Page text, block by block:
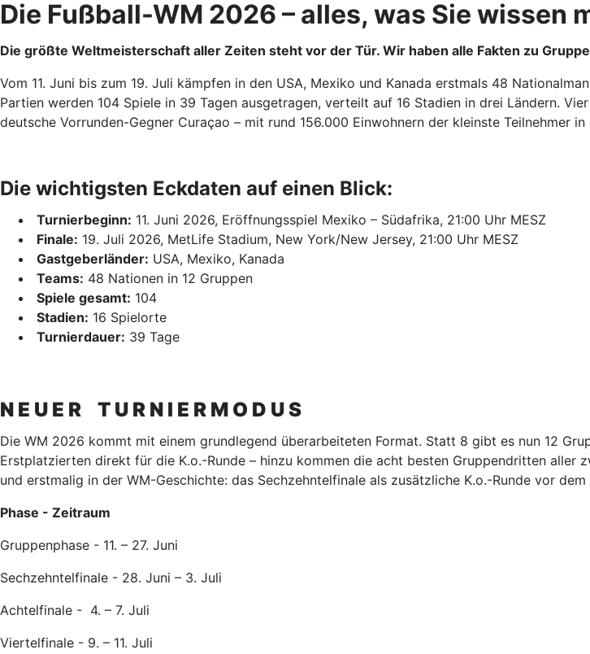
Die Fußball-WM 2026 – alles, was Sie wissen
Die größte Weltmeisterschaft aller Zeiten steht vor der Tür. Wir haben alle Fakten zu
Vom 11. Juni bis zum 19. Juli kämpfen in den USA, Mexiko und Kanada erstmals 48
Partien werden 104 Spiele in 39 Tagen ausgetragen, verteilt auf 16 Stadien in drei Ländern.
deutsche Vorrunden-Gegner Curaçao – mit rund 156.000 Einwohnern der kleinste Teilnehmer
Die wichtigsten Eckdaten auf einen Blick:
Turnierbeginn: 11. Juni 2026, Eröffnungsspiel Mexiko – Südafrika, 21:00 Uhr MESZ
Finale: 19. Juli 2026, MetLife Stadium, New York/New Jersey, 21:00 Uhr MESZ
Gastgeberländer: USA, Mexiko, Kanada
Teams: 48 Nationen in 12 Gruppen
Spiele gesamt: 104
Stadien: 16 Spielorte
Turnierdauer: 39 Tage
N E U E R T U R N I E R M O D U S
Die WM 2026 kommt mit einem grundlegend überarbeiteten Format. Statt 8 gibt es nun 12
Erstplatzierten direkt für die K.o.-Runde – hinzu kommen die acht besten Gruppendritten aller
und erstmalig in der WM-Geschichte: das Sechzehntelfinale als zusätzliche K.o.-Runde vor
Phase - Zeitraum
Gruppenphase - 11. – 27. Juni
Sechzehntelfinale - 28. Juni – 3. Juli
Achtelfinale - 4. – 7. Juli
Viertelfinale - 9. – 11. Juli